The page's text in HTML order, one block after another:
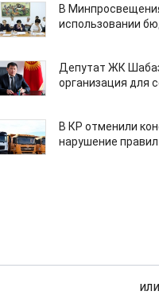
В
использовании
Депутат ЖК
организация для
В КР отменили
нарушение
или